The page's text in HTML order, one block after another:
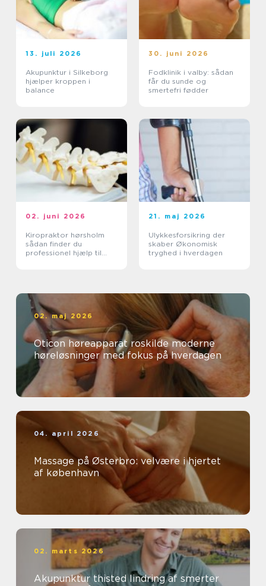
13. juli 2026
Akupunktur i Silkeborg
hjælper kroppen i
balance
30. juni 2026
Fodklinik i valby: sådan
får du sunde og
smertefri fødder
02. juni 2026
Kiropraktor hørsholm
sådan finder du
professionel hjælp til
21. maj 2026
Ulykkesforsikring der
skaber Økonomisk
tryghed i hverdagen
02. maj 2026
Oticon høreapparat roskilde moderne
høreløsninger med fokus på hverdagen
04. april 2026
Massage på Østerbro: velvære i hjertet
af københavn
02. marts 2026
Akupunktur thisted lindring af smerter